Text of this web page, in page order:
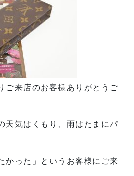
ご来店のお客様ありがとうご
天気はくもり、雨はたまにパ
かった」というお客様にご来